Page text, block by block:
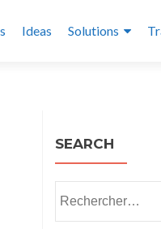
Ideas Solutions
SEARCH